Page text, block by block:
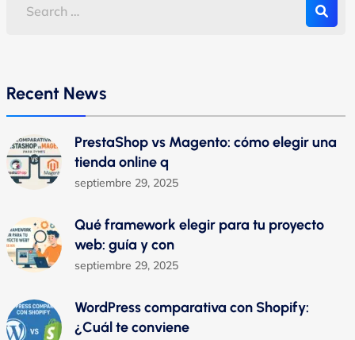
Recent News
PrestaShop vs Magento: cómo elegir una
tienda online q
septiembre 29, 2025
Qué framework elegir para tu proyecto
web: guía y con
septiembre 29, 2025
WordPress comparativa con Shopify:
¿Cuál te conviene